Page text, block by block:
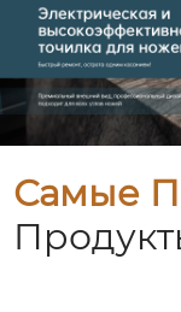
Самые